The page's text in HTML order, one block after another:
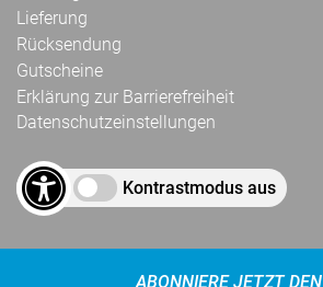
Lieferung
Rücksendung
Gutscheine
Erklärung zur Barrierefreiheit
Datenschutzeinstellungen
Kontrastmodus aus
ABONNIERE JETZT